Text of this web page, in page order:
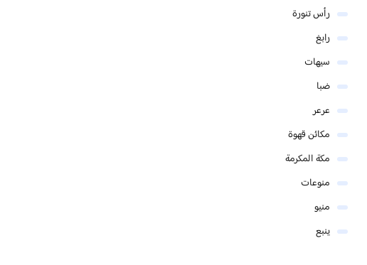
رأس تنورة
رابغ
سيهات
ضبا
عرعر
مكائن قهوة
مكة المكرمة
منوعات
منيو
ينبع